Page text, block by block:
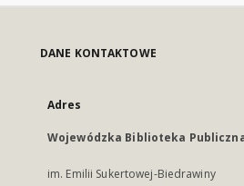
DANE KONTAKTOWE
Adres
Wojewódzka Biblioteka
im. Emilii Sukertowej-Biedrawiny